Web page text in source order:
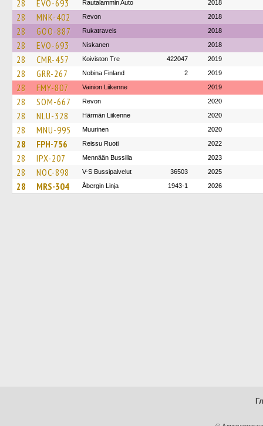
28 EVO-693 Rautalammin Auto 2018
28 MNK-402 Revon 2018
28 GOO-887 Rukatravels 2018
28 EVO-693 Niskanen 2018
28 CMR-457 Koiviston Tre 422047 2019
28 GRR-267 Nobina Finland 2 2019
28 FMY-807 Vainion Liikenne 2019
28 SOM-667 Revon 2020
28 NLU-328 Härmän Liikenne 2020
28 MNU-995 Muurinen 2020
28 FPH-756 Reissu Ruoti 2022
28 IPX-207 Mennään Bussilla 2023
28 NOC-898 V-S Bussipalvelut 36503 2025
28 MRS-304 Åbergin Linja 1943-1 2026